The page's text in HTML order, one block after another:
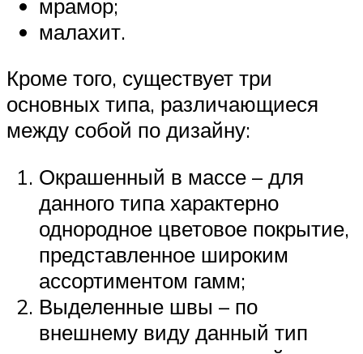
мрамор;
малахит.
Кроме того, существует три
основных типа, различающиеся
между собой по дизайну:
Окрашенный в массе – для
данного типа характерно
однородное цветовое покрытие,
представленное широким
ассортиментом гамм;
Выделенные швы – по
внешнему виду данный тип